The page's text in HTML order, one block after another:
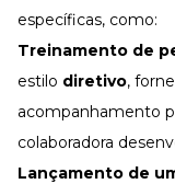
específicas, como:
Treinamento de
estilo diretivo,
acompanhamento
colaboradora
Lançamento de